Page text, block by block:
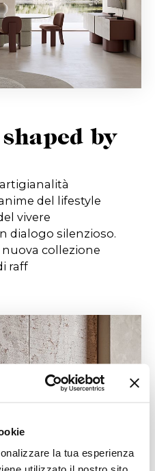
la tua esperienza
by
del lifestyle
vivere
dialogo silenzioso.
collezione
raff